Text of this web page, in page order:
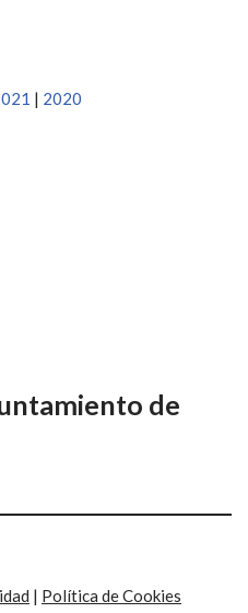
| 2020
de
| Política de Cookies